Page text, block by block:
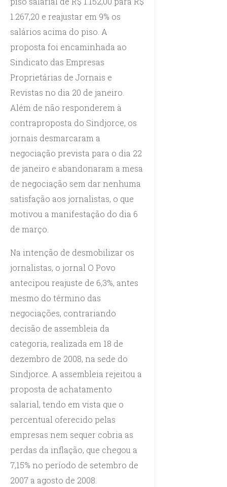
1.267,20 e reajustar em 9% os
salários acima do piso. A
proposta foi encaminhada ao
Sindicato das Empresas
Proprietárias de Jornais e
Revistas no dia 20 de janeiro.
Além de não responderem à
contraproposta do Sindjorce, os
jornais desmarcaram a
negociação prevista para o dia 22
de janeiro e abandonaram a mesa
de negociação sem dar nenhuma
satisfação aos jornalistas, o que
motivou a manifestação do dia 6
de março.
Na intenção de desmobilizar os
jornalistas, o jornal O Povo
antecipou reajuste de 6,3%, antes
mesmo do término das
negociações, contrariando
decisão de assembleia da
categoria, realizada em 18 de
dezembro de 2008, na sede do
Sindjorce. A assembleia rejeitou a
proposta de achatamento
salarial, tendo em vista que o
percentual oferecido pelas
empresas nem sequer cobria as
perdas da inflação, que chegou a
7,15% no período de setembro de
2007 a agosto de 2008.